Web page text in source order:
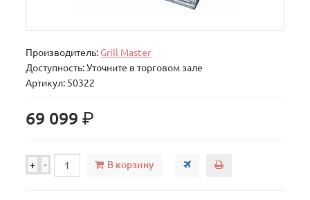
Производитель: Grill Master
Доступность: Уточните в торговом зале
Артикул: 50322
69 099р.
+ - В корзину